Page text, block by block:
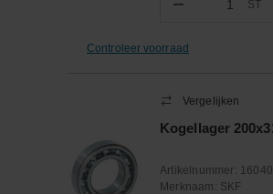
Aantal
ST
Controleer voorraad
Vergelijken
Kogellager
Artikelnummer: 16040
Merknaam: SKF